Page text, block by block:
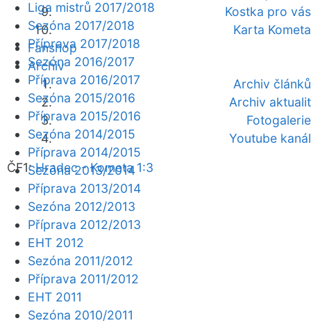
Kostka pro vás
Karta Kometa
Fanshop
Archiv
Archiv článků
Archiv aktualit
Fotogalerie
Youtube kanál
ČF1:Hradec - Kometa 1:3
Liga mistrů 2017/2018
Sezóna 2017/2018
Příprava 2017/2018
Sezóna 2016/2017
Příprava 2016/2017
Sezóna 2015/2016
Příprava 2015/2016
Sezóna 2014/2015
Příprava 2014/2015
Sezóna 2013/2014
Příprava 2013/2014
Sezóna 2012/2013
Příprava 2012/2013
EHT 2012
Sezóna 2011/2012
Příprava 2011/2012
EHT 2011
Sezóna 2010/2011